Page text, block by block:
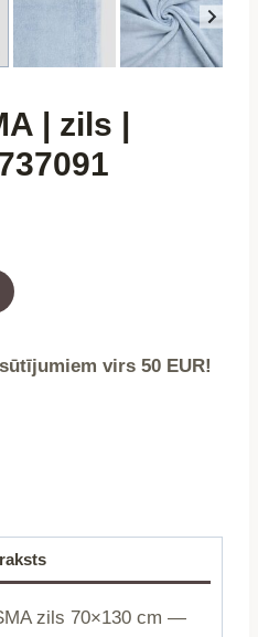
| zils |
virs 50 EUR!
zils 70×130 cm —